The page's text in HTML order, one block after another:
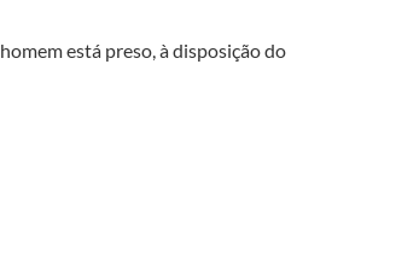
está preso, à disposição do